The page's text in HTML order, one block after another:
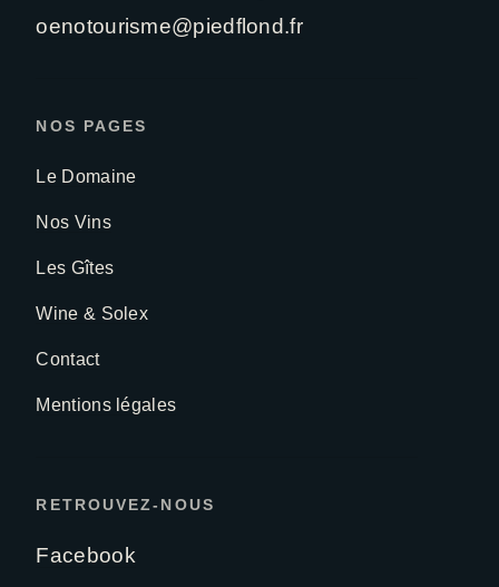
oenotourisme@piedflond.fr
NOS PAGES
Le Domaine
Nos Vins
Les Gîtes
Wine & Solex
Contact
Mentions légales
RETROUVEZ-NOUS
Facebook